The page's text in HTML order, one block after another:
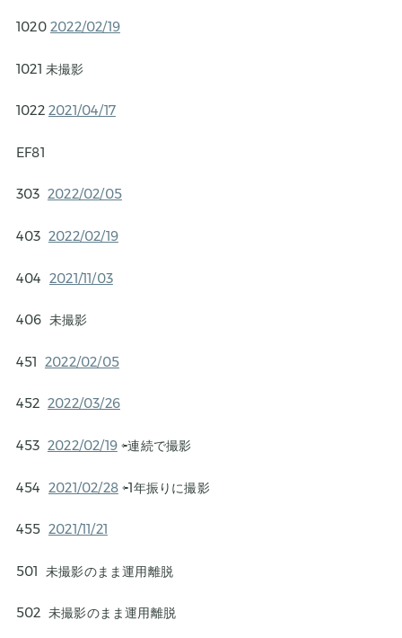
1020 2022/02/19
1021 未撮影
1022 2021/04/17
EF81
303 2022/02/05
403 2022/02/19
404 2021/11/03
406 未撮影
451 2022/02/05
452 2022/03/26
453 2022/02/19⇦連続で撮影
454 2021/02/28⇦1年振りに撮影
455 2021/11/21
501 未撮影のまま運用離脱
502 未撮影のまま運用離脱